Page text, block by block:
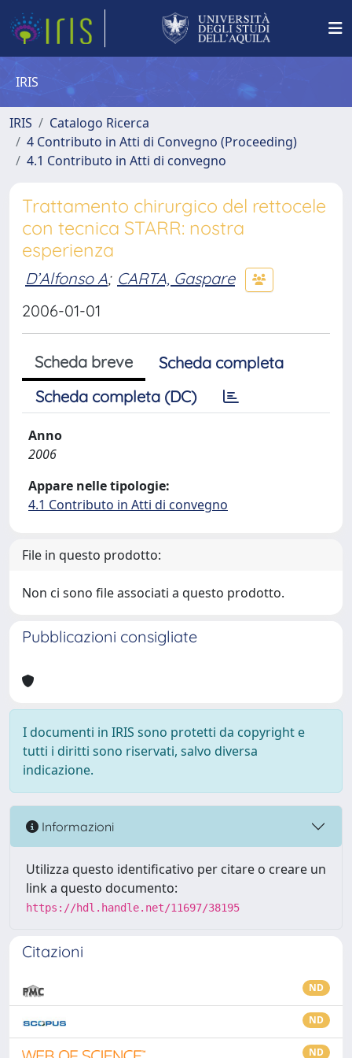
IRIS
IRIS
Catalogo Ricerca
4 Contributo in Atti di Convegno (Proceeding)
4.1 Contributo in Atti di convegno
Trattamento chirurgico del rettocele
con tecnica STARR: nostra
esperienza
D’Alfonso A; CARTA, Gaspare
2006-01-01
Scheda breve
Scheda completa
Scheda completa (DC)
Anno
2006
Appare nelle tipologie:
4.1 Contributo in Atti di convegno
File in questo prodotto:
Non ci sono file associati a questo prodotto.
Pubblicazioni consigliate
I documenti in IRIS sono protetti da copyright e
tutti i diritti sono riservati, salvo diversa
indicazione.
Informazioni
Utilizza questo identificativo per citare o creare un
link a questo documento:
https://hdl.handle.net/11697/38195
Citazioni
ND
ND
ND